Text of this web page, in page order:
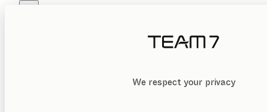
We respect your privacy